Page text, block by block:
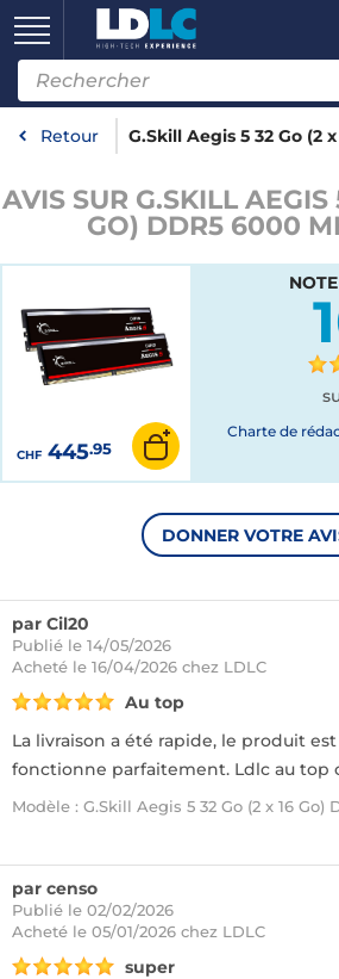
Retour G.Skill Aegis 5 32 Go (2
AVIS SUR G.SKILL AEGIS
GO) DDR5 6000
CHF445.95
Charte de
DONNER VOTRE
par Cil20
Publié le 14/05/2026
Acheté le 16/04/2026 chez LDLC
Au top
La livraison a été rapide, le produit
fonctionne parfaitement. Ldlc au top
Modèle : G.Skill Aegis 5 32 Go (2 x 16 Go)
par censo
Publié le 02/02/2026
Acheté le 05/01/2026 chez LDLC
super